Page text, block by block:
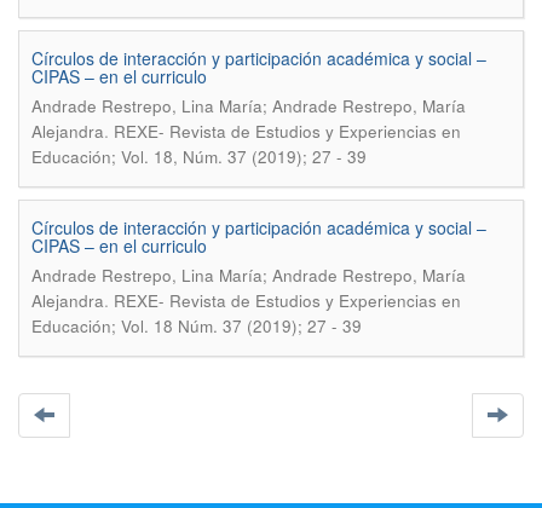
Círculos de interacción y participación académica y social –
CIPAS – en el curriculo
Andrade Restrepo, Lina María; Andrade Restrepo, María
Alejandra. REXE- Revista de Estudios y Experiencias en
Educación; Vol. 18, Núm. 37 (2019); 27 - 39
Círculos de interacción y participación académica y social –
CIPAS – en el curriculo
Andrade Restrepo, Lina María; Andrade Restrepo, María
Alejandra. REXE- Revista de Estudios y Experiencias en
Educación; Vol. 18 Núm. 37 (2019); 27 - 39